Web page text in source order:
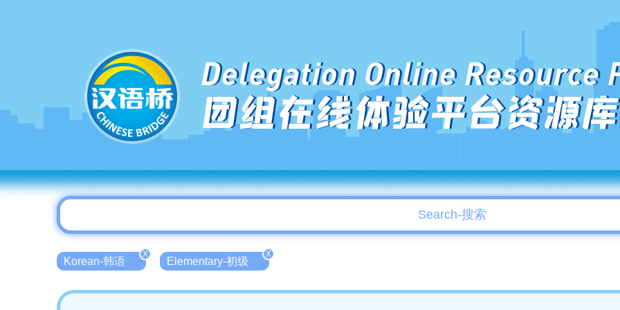
Delegation Online Resource
团组在线体验平台资源库
Korean-韩语
X
Elementary-初级
X